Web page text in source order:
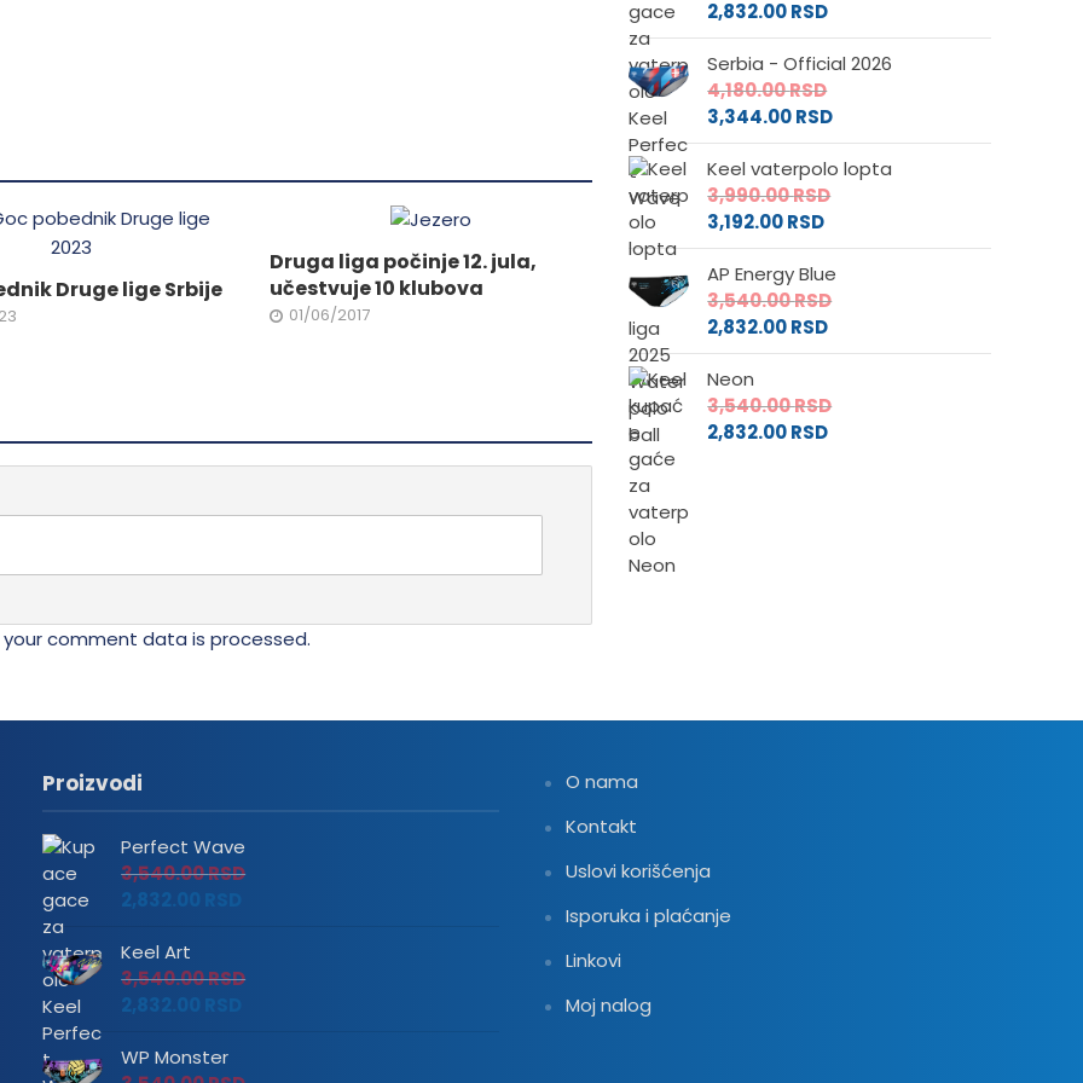
biti
izabrane
na
stranici
Druge lige Srbije
Druga liga počinje 12. jula,
učestvuje 10 klubova
01/06/2017
your comment data is processed.
2,832.00RSD
Serbia - Official 2026
4,180.00RSD
3,344.00RSD
Keel vaterpolo lopta
3,990.00RSD
3,192.00RSD
AP Energy Blue
3,540.00RSD
2,832.00RSD
Neon
3,540.00RSD
2,832.00RSD
Proizvodi
Perfect Wave
3,540.00RSD
2,832.00
Keel Art
3,540.00RSD
2,832.00
WP Monster
O nama
Kontakt
Uslovi korišćenja
Isporuka i plaćanje
Linkovi
Moj nalog